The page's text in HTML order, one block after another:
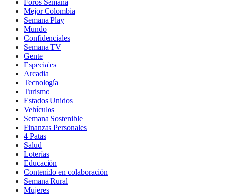
Foros Semana
Mejor Colombia
Semana Play
Mundo
Confidenciales
Semana TV
Gente
Especiales
Arcadia
Tecnología
Turismo
Estados Unidos
Vehículos
Semana Sostenible
Finanzas Personales
4 Patas
Salud
Loterías
Educación
Contenido en colaboración
Semana Rural
Mujeres